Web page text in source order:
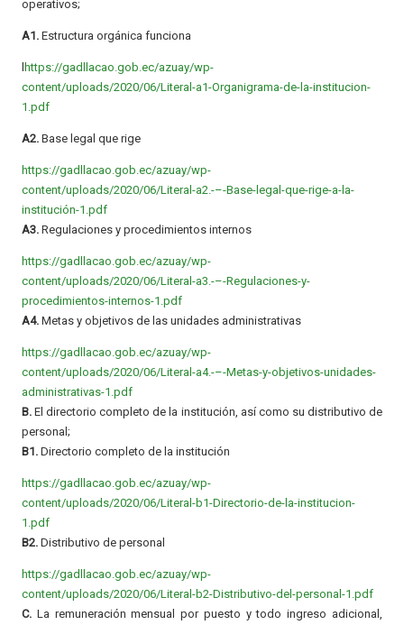
operativos;
A1. Estructura orgánica funciona
https://gadllacao.gob.ec/azuay/wp-
content/uploads/2020/06/Literal-a1-Organigrama-de-la-institucion-
1.pdf
A2. Base legal que rige
https://gadllacao.gob.ec/azuay/wp-
content/uploads/2020/06/Literal-a2.-–-Base-legal-que-rige-a-la-
institución-1.pdf
A3. Regulaciones y procedimientos internos
https://gadllacao.gob.ec/azuay/wp-
content/uploads/2020/06/Literal-a3.-–-Regulaciones-y-
procedimientos-internos-1.pdf
A4. Metas y objetivos de las unidades administrativas
https://gadllacao.gob.ec/azuay/wp-
content/uploads/2020/06/Literal-a4.-–-Metas-y-objetivos-unidades-
administrativas-1.pdf
B. El directorio completo de la institución, así como su distributivo de
personal;
B1. Directorio completo de la institución
https://gadllacao.gob.ec/azuay/wp-
content/uploads/2020/06/Literal-b1-Directorio-de-la-institucion-
1.pdf
B2. Distributivo de personal
https://gadllacao.gob.ec/azuay/wp-
content/uploads/2020/06/Literal-b2-Distributivo-del-personal-1.pdf
C. La remuneración mensual por puesto y todo ingreso adicional,